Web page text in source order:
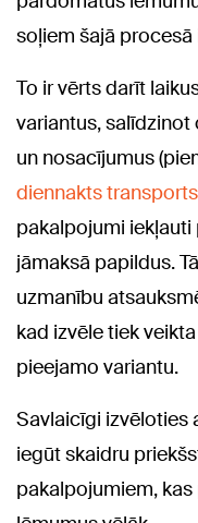
soļiem šajā
To ir vērts darīt
variantus,
un nosacījumus
diennakts
pakalpojumi
jāmaksā papildus.
uzmanību
kad izvēle tiek
pieejamo variantu.
Savlaicīgi izvēloties
iegūt skaidru
pakalpojumiem,